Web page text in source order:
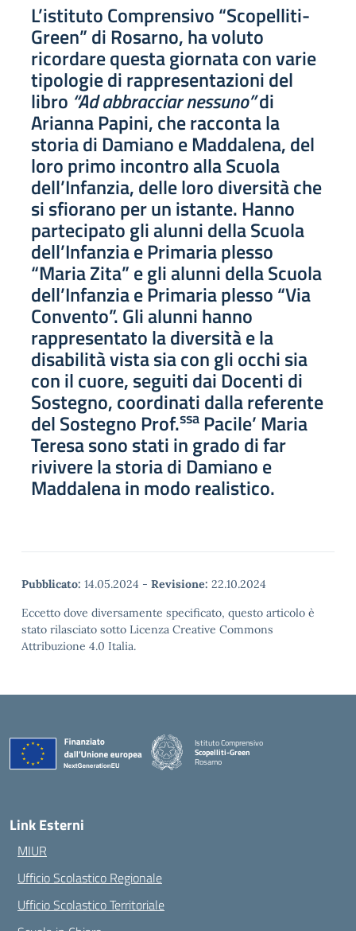
L’istituto Comprensivo “Scopelliti-
Green” di Rosarno, ha voluto
ricordare questa giornata con varie
tipologie di rappresentazioni del
libro “Ad abbracciar nessuno”di
Arianna Papini, che racconta la
storia di Damiano e Maddalena, del
loro primo incontro alla Scuola
dell’Infanzia, delle loro diversità che
si sfiorano per un istante. Hanno
partecipato gli alunni della Scuola
dell’Infanzia e Primaria plesso
“Maria Zita” e gli alunni della Scuola
dell’Infanzia e Primaria plesso “Via
Convento”. Gli alunni hanno
rappresentato la diversità e la
disabilità vista sia con gli occhi sia
con il cuore, seguiti dai Docenti di
Sostegno, coordinati dalla referente
del Sostegno Prof.ssa Pacile’ Maria
Teresa sono stati in grado di far
rivivere la storia di Damiano e
Maddalena in modo realistico.
Pubblicato: 14.05.2024 - Revisione: 22.10.2024
Eccetto dove diversamente specificato, questo articolo è
stato rilasciato sotto Licenza Creative Commons
Attribuzione 4.0 Italia.
Istituto Comprensivo
Scopelliti-Green
Rosarno
Link Esterni
MIUR
Ufficio Scolastico Regionale
Ufficio Scolastico Territoriale